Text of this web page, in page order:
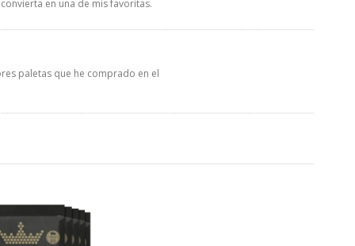
en una de mis favoritas.
paletas que he comprado en el